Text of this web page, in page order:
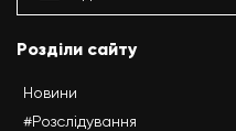
Розділи сайту
Новини
#Розслідування